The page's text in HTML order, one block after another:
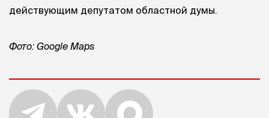
действующим депутатом областной думы.
Фото: Google Maps